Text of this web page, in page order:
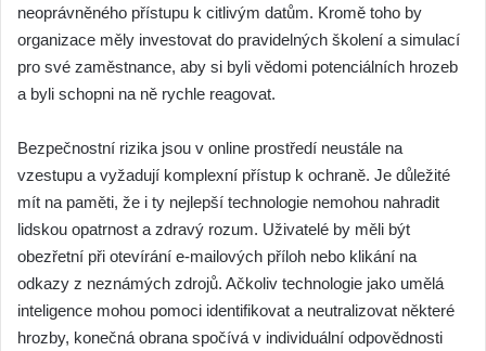
neoprávněného přístupu k citlivým datům. Kromě toho by
organizace měly investovat do pravidelných školení a simulací
pro své zaměstnance, aby si byli vědomi potenciálních hrozeb
a byli schopni na ně rychle reagovat.
Bezpečnostní rizika jsou v online prostředí neustále na
vzestupu a vyžadují komplexní přístup k ochraně. Je důležité
mít na paměti, že i ty nejlepší technologie nemohou nahradit
lidskou opatrnost a zdravý rozum. Uživatelé by měli být
obezřetní při otevírání e-mailových příloh nebo klikání na
odkazy z neznámých zdrojů. Ačkoliv technologie jako umělá
inteligence mohou pomoci identifikovat a neutralizovat některé
hrozby, konečná obrana spočívá v individuální odpovědnosti